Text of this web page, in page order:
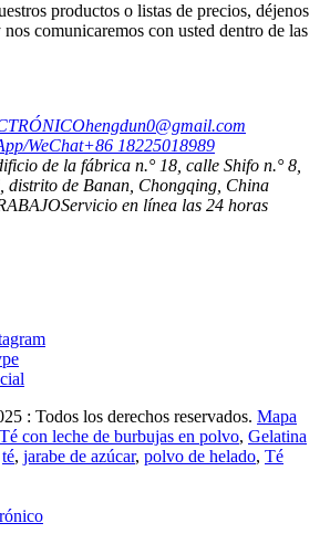
productos o listas de precios, déjenos
comunicaremos con usted dentro de las
hengdun0@gmail.com
WeChat+86 18225018989
de la fábrica n.° 18, calle Shifo n.° 8,
distrito de Banan, Chongqing, China
Servicio en línea las 24 horas
: Todos los derechos reservados. Mapa
Té con leche de burbujas en polvo, Gelatina
té, jarabe de azúcar, polvo de helado, Té